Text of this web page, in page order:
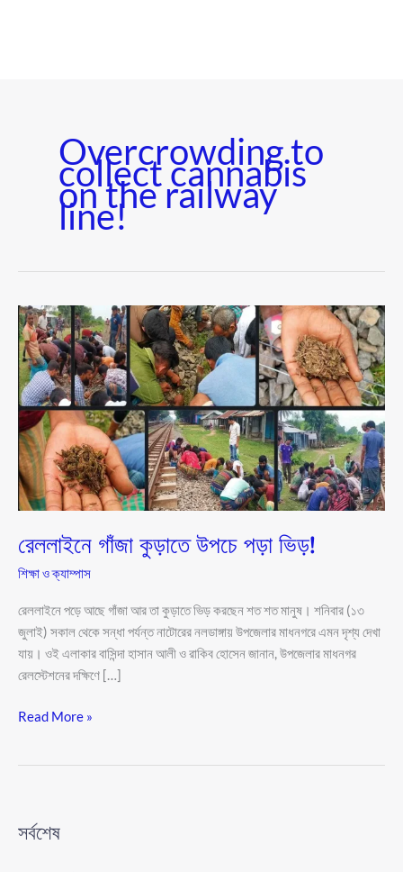
Overcrowding to
collect cannabis
on the railway
line!
রেললাইনে গাঁজা কুড়াতে উপচে পড়া ভিড়!
শিক্ষা ও ক্যাম্পাস
রেললাইনে পড়ে আছে গাঁজা আর তা কুড়াতে ভিড় করছেন শত শত মানুষ। শনিবার (১৩
জুলাই) সকাল থেকে সন্ধা পর্যন্ত নাটোরের নলডাঙ্গায় উপজেলার মাধনগরে এমন দৃশ্য দেখা
যায়। ওই এলাকার বাসিন্দা হাসান আলী ও রাকিব হোসেন জানান, উপজেলার মাধনগর
রেলস্টেশনের দক্ষিণে […]
রেললাইনে
গাঁজা
কুড়াতে
উপচে
পড়া
ভিড়!
Read More »
সর্বশেষ